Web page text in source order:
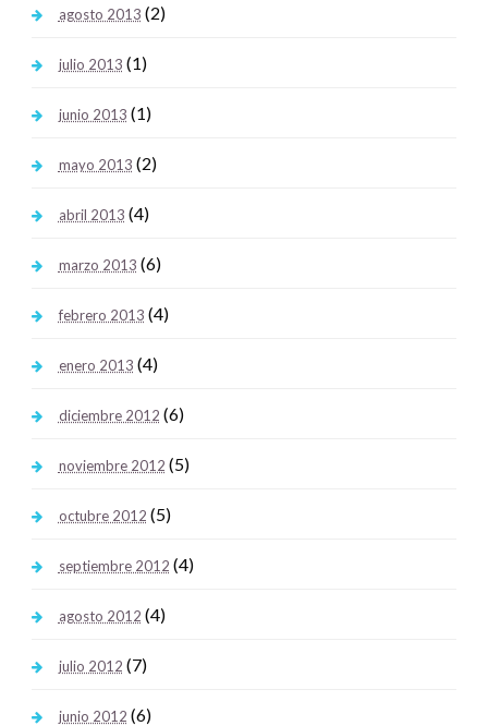
agosto 2013 (2)
julio 2013 (1)
junio 2013 (1)
mayo 2013 (2)
abril 2013 (4)
marzo 2013 (6)
febrero 2013 (4)
enero 2013 (4)
diciembre 2012 (6)
noviembre 2012 (5)
octubre 2012 (5)
septiembre 2012 (4)
agosto 2012 (4)
julio 2012 (7)
junio 2012 (6)